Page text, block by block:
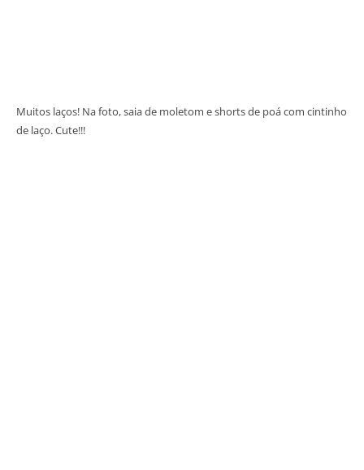
Muitos laços! Na foto, saia de moletom e shorts de poá com cintinho
de laço. Cute!!!